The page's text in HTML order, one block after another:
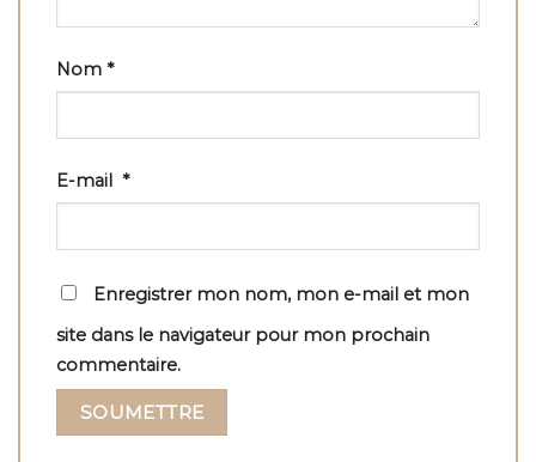
Nom *
E-mail *
Enregistrer mon nom, mon e-mail et mon
site dans le navigateur pour mon prochain
commentaire.